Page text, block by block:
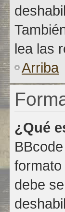
lea las
Arriba
¿Qué
debe